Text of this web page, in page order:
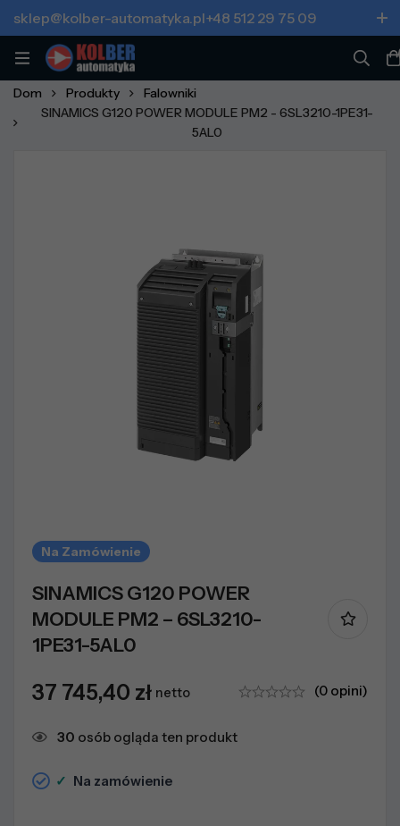
sklep@kolber-automatyka.pl+48 512 29 75 09
Dom Produkty
Falowniki
SINAMICS G120 POWER MODULE PM2 - 6SL3210-1PE31-
5AL0
Na Zamówienie
SINAMICS G120 POWER
MODULE PM2 – 6SL3210-
1PE31-5AL0
37 745,40 zł netto (0 opini)
30 osób ogląda ten produkt
✓ Na zamówienie